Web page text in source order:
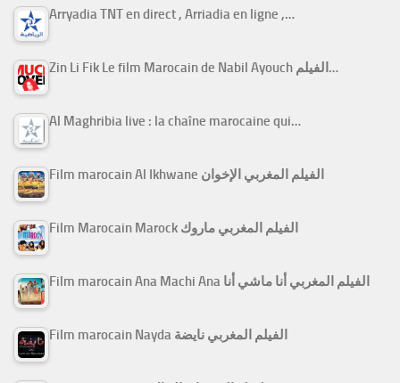
Arryadia TNT en direct , Arriadia en ligne ,…
Zin Li Fik Le film Marocain de Nabil Ayouch الفيلم…
Al Maghribia live : la chaîne marocaine qui…
Film marocain Al Ikhwane الفيلم المغربي الإخوان
Film Marocain Marock الفيلم المغربي ماروك
Film marocain Ana Machi Ana الفيلم المغربي أنا ماشي أنا
Film marocain Nayda الفيلم المغربي نايضة